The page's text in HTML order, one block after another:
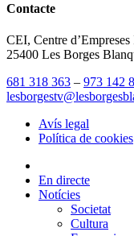
Contacte
CEI, Centre
25400 Les Borges
681 318 363 – 973 142
Avís legal
Política de cookies
En directe
Notícies
Societat
Cultura